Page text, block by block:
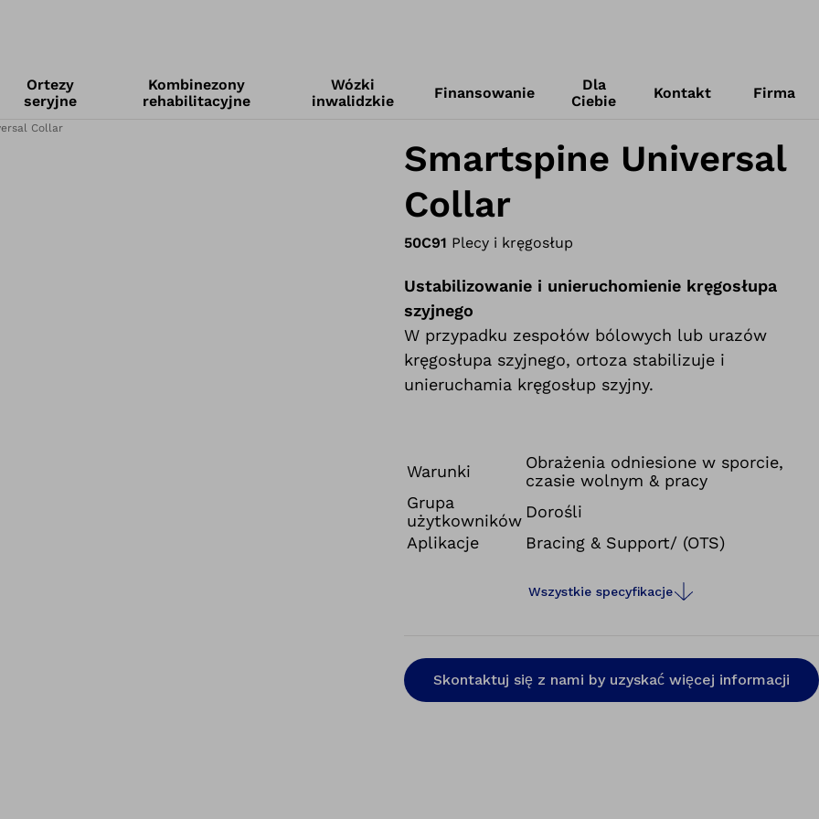
Ortezy
seryjne
Kombinezony
rehabilitacyjne
Wózki
inwalidzkie
Finansowanie
Dla
Ciebie
Kontakt Firma
Collar
Smartspine Universal
Collar
50C91 Plecy i kręgosłup
Ustabilizowanie i unieruchomienie kręgosłupa
szyjnego
W przypadku zespołów bólowych lub urazów
kręgosłupa szyjnego, ortoza stabilizuje i
unieruchamia kręgosłup szyjny.
Warunki
Obrażenia odniesione w sporcie,
czasie wolnym & pracy
Grupa
użytkowników Dorośli
Aplikacje
Bracing & Support/ (OTS)
Wszystkie specyfikacje
Skontaktuj się z nami by uzyskać więcej informacji